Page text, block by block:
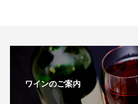
ワインのご案内